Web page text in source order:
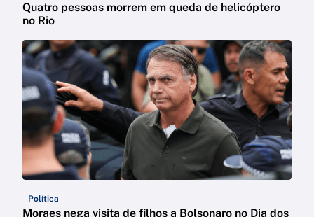
Quatro pessoas morrem em queda de helicóptero
no Rio
Política
Moraes nega visita de filhos a Bolsonaro no Dia dos